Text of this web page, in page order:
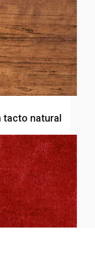
tacto natural